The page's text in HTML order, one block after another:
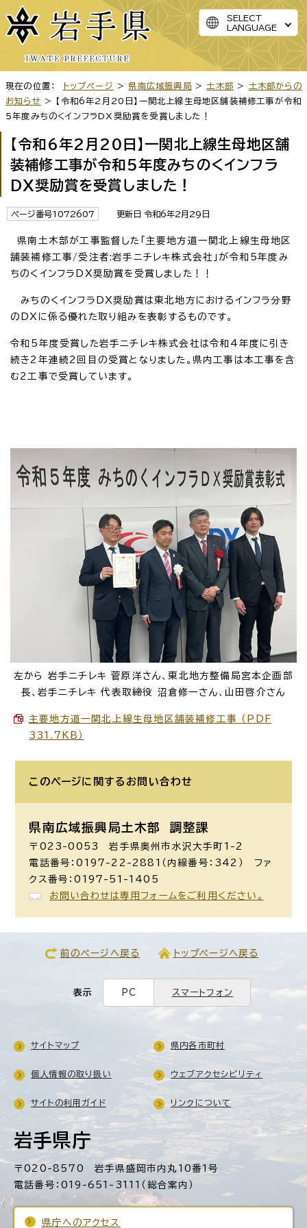
SELECT
LANGUAGE
現在の位置： トップページ > 県南広域振興局 > 土木部 >
土木部からの
お知らせ
> 【令和6年2月20日】一関北上線生母地区舗装補修工事が令和
5年度みちのくインフラDX奨励賞を受賞しました！
【令和6年2月20日】一関北上線生母地区舗
装補修工事が令和5年度みちのくインフラ
DX奨励賞を受賞しました！
ページ番号1072607 更新日 令和6年2月29日
県南土木部が工事監督した「主要地方道一関北上線生母地区
舗装補修工事/受注者:岩手ニチレキ株式会社」が令和5年度み
ちのくインフラDX奨励賞を受賞しました！！
みちのくインフラDX奨励賞は東北地方におけるインフラ分野
のDXに係る優れた取り組みを表彰するものです。
令和5年度受賞した岩手ニチレキ株式会社は令和4年度に引き
続き2年連続2回目の受賞となりました。県内工事は本工事を含
む2工事で受賞しています。
左から 岩手ニチレキ 菅原洋さん、東北地方整備局宮本企画部
長、岩手ニチレキ 代表取締役 沼倉修一さん、山田啓介さん
主要地方道一関北上線生母地区舗装補修工事 （PDF
331.7KB）
このページに関する お問い合わせ
県南広域振興局土木部 調整課
〒023-0053 岩手県奥州市水沢大手町1-2
電話番号：0197-22-2881（内線番号：342） ファ
クス番号：0197-51-1405
お問い合わせは専用フォームをご利用ください。
前のページへ戻る トップページへ戻る
表示 PC スマートフォン
岩手県庁
〒020-8570 岩手県盛岡市内丸10番1号
電話番号：019-651-3111（総合案内）
県庁へのアクセス
サイトマップ 県内各市町村
個人情報の取り扱い ウェブアクセシビリティ
サイトの利用ガイド リンクについて